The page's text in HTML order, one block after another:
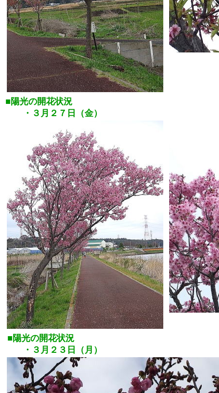
■陽光の開花状況
・３月２７日（金）
■陽光の開花状況
・３月２３日（月）